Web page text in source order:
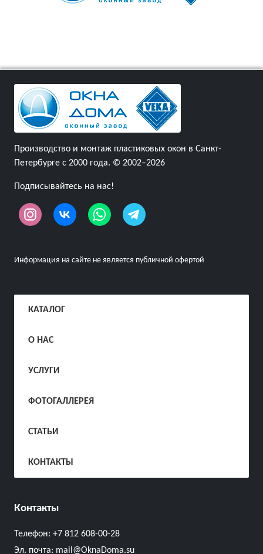
Производство и монтаж пластиковых окон в Санкт-
Петербурге с 2000 года. © 2002–2026
Подписывайтесь на нас!
Информация на сайте не является публичной офертой
КАТАЛОГ
О НАС
УСЛУГИ
ФОТОГАЛЛЕРЕЯ
СТАТЬИ
КОНТАКТЫ
Контакты
Телефон: +7 812 608-00-28
Эл. почта: mail@OknaDoma.su